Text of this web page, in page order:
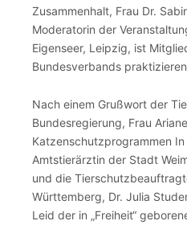
Zusammenhalt, Frau Dr.
Moderatorin der
Eigenseer, Leipzig, ist
Bundesverbands
Nach einem Grußwort der
Bundesregierung, Frau
Katzenschutzprogrammen
Amtstierärztin der Stadt
und die
Württemberg, Dr. Julia
Leid der in „Freiheit“